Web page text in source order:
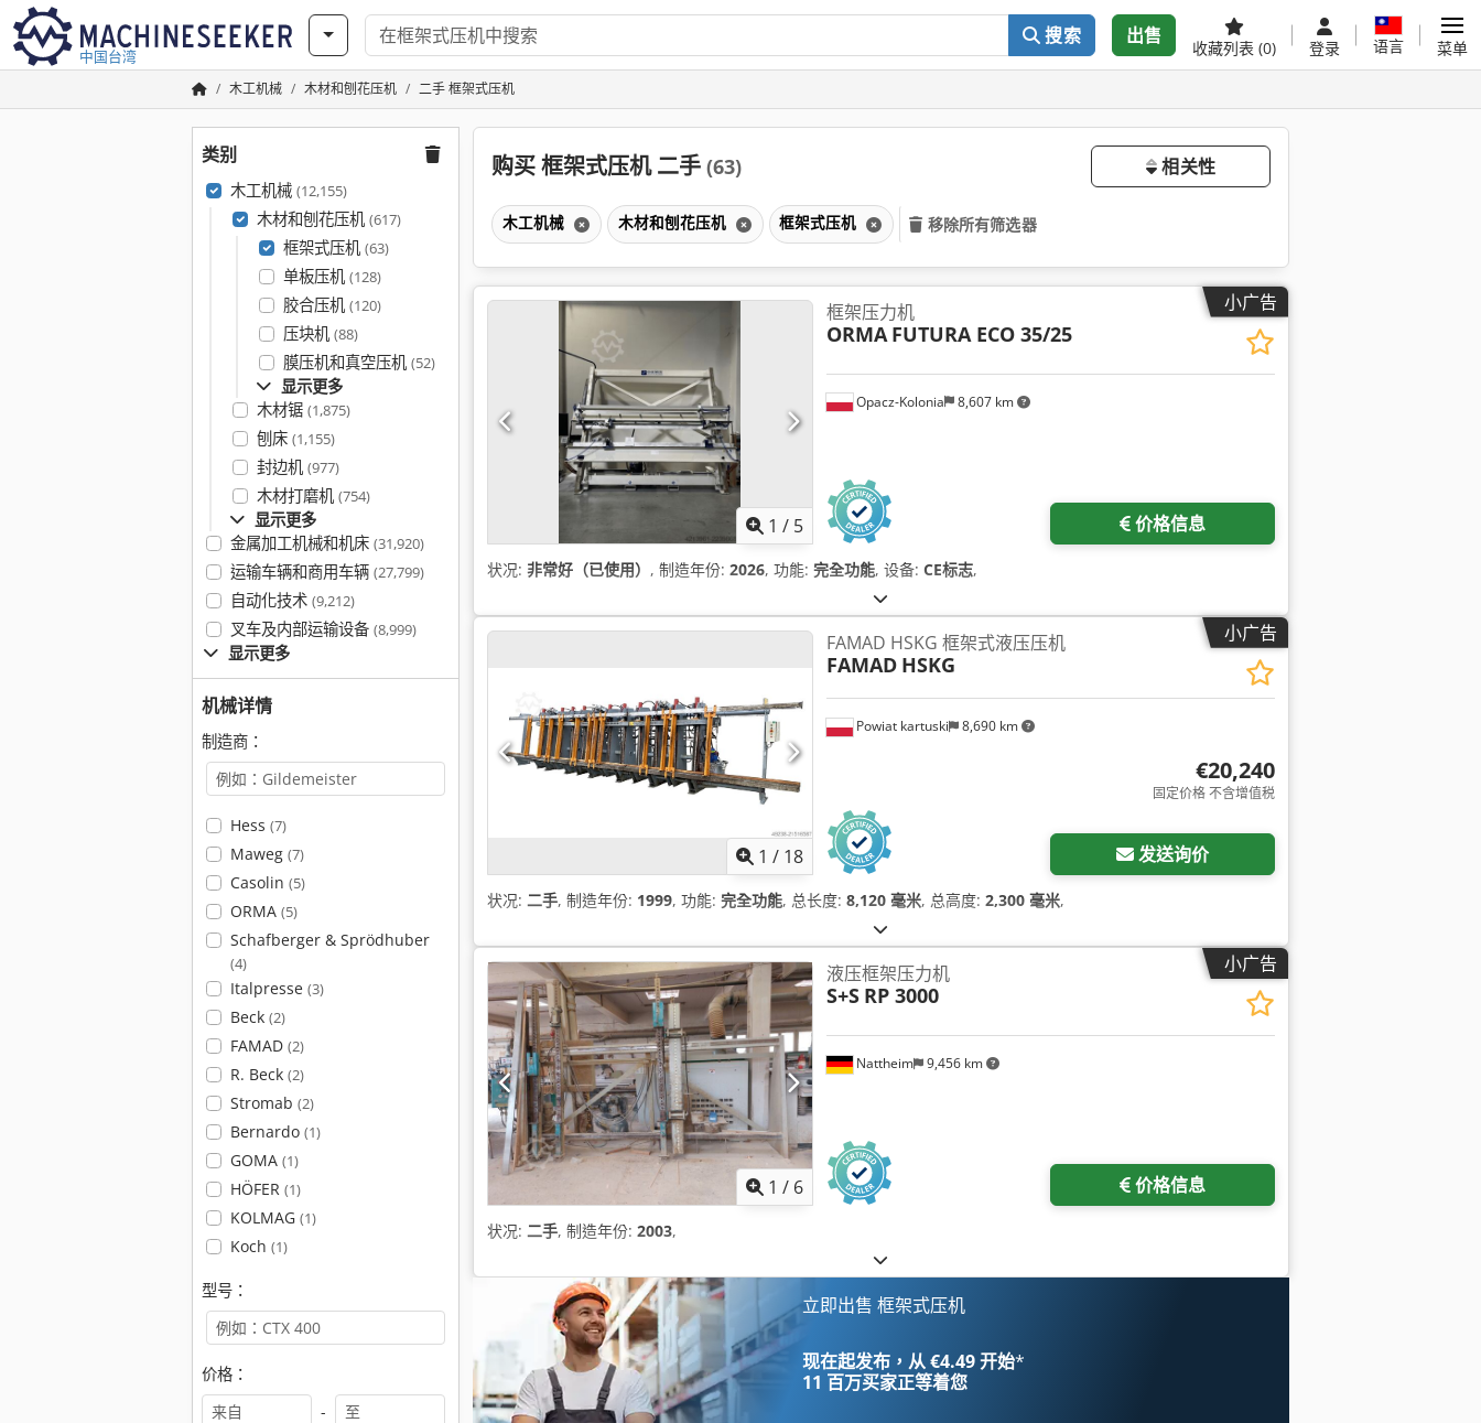
中国台湾
搜索 出售
收藏列表 (0) 登录 语言 菜单
木工机械 木材和刨花压机 二手 框架式压机
类别
木工机械 (12,155)
木材和刨花压机 (617)
框架式压机 (63)
单板压机 (128)
胶合压机 (120)
压块机 (88)
膜压机和真空压机 (52)
显示更多
木材锯 (1,875)
刨床 (1,155)
封边机 (977)
木材打磨机 (754)
显示更多
金属加工机械和机床 (31,920)
运输车辆和商用车辆 (27,799)
自动化技术 (9,212)
叉车及内部运输设备 (8,999)
显示更多
机械详情
制造商：
Hess (7)
Maweg (7)
Casolin (5)
ORMA (5)
Schafberger & Sprödhuber
(4)
Italpresse (3)
Beck (2)
FAMAD (2)
R. Beck (2)
Stromab (2)
Bernardo (1)
GOMA (1)
HÖFER (1)
KOLMAG (1)
Koch (1)
型号：
价格：
-
购买 框架式压机 二手 (63) 相关性
木工机械 木材和刨花压机 框架式压机 移除所有筛选器
小广告
1 / 5
Opacz-Kolonia 8,607 km
框架压力机
ORMA FUTURA ECO 35/25
价格信息
状况: 非常好（已使用） , 制造年份: 2026, 功能: 完全功能, 设备: CE标志,
小广告
1 / 18
Powiat kartuski 8,690 km
FAMAD HSKG 框架式液压压机
FAMAD HSKG
€20,240
固定价格 不含增值税
发送询价
状况: 二手, 制造年份: 1999, 功能: 完全功能, 总长度: 8,120 毫米, 总高度: 2,300 毫米,
小广告
1 / 6
Nattheim 9,456 km
液压框架压力机
S+S RP 3000
价格信息
状况: 二手, 制造年份: 2003,
立即出售 框架式压机
现在起发布，从 €4.49 开始*
11 百万买家正等着您